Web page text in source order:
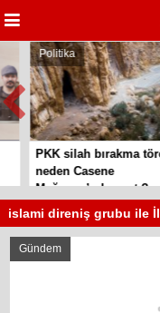
Politika
PKK silah bırakma
neden Casene
Mağarası’nda yaptı?
islami direniş grubu ile
Gündem